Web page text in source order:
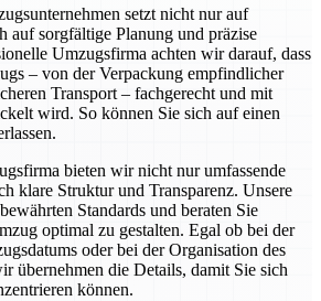
setzt nicht nur auf
auf sorgfältige Planung und präzise
Umzugsfirma achten wir darauf, dass
– von der Verpackung empfindlicher
Transport – fachgerecht und mit
wird. So können Sie sich auf einen
bieten wir nicht nur umfassende
klare Struktur und Transparenz. Unsere
Standards und beraten Sie
optimal zu gestalten. Egal ob bei der
oder bei der Organisation des
übernehmen die Details, damit Sie sich
können.